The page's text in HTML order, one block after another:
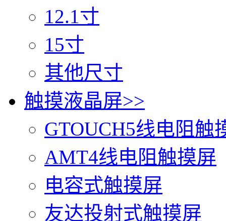
12.1寸
15寸
其他尺寸
触摸液晶屏>>
GTOUCH5线电阻触
AMT4线电阻触摸屏
电容式触摸屏
友达投射式触摸屏